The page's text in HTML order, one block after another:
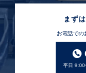
まず
お電話での
平日 9:00